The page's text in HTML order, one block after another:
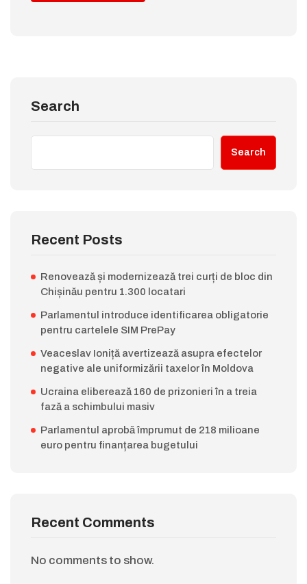
Search
Search
Recent Posts
Renovează și modernizează trei curți de bloc din
Chișinău pentru 1.300 locatari
Parlamentul introduce identificarea obligatorie
pentru cartelele SIM PrePay
Veaceslav Ioniță avertizează asupra efectelor
negative ale uniformizării taxelor în Moldova
Ucraina eliberează 160 de prizonieri în a treia
fază a schimbului masiv
Parlamentul aprobă împrumut de 218 milioane
euro pentru finanțarea bugetului
Recent Comments
No comments to show.